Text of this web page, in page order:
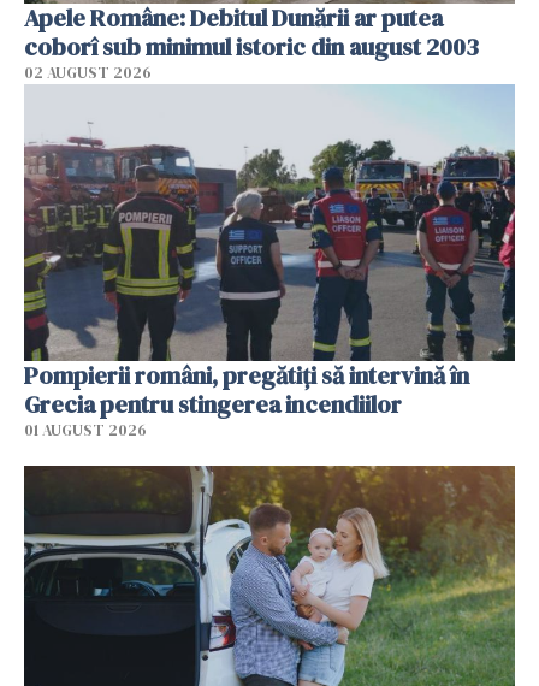
Apele Române: Debitul Dunării ar putea
coborî sub minimul istoric din august 2003
02 AUGUST 2026
Pompierii români, pregătiţi să intervină în
Grecia pentru stingerea incendiilor
01 AUGUST 2026